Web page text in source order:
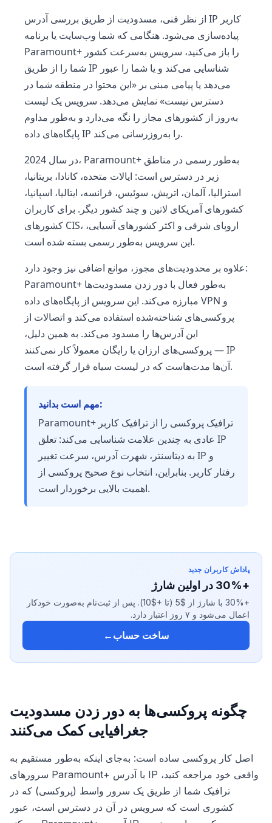
از نظر فنی، مسدودیت از طریق بررسی آدرس IP کاربر
پیاده‌سازی می‌شود. هنگامی که شما وب‌سایت یا برنامه
Paramount+ را باز می‌کنید، سرویس به‌سرعت کشور
شما را از طریق IP شناسایی می‌کند و یا شما را عبور
می‌دهد یا پیامی مبنی بر «این محتوا در منطقه شما در
دسترس نیست» نمایش می‌دهد. سرویس یک لیست
به‌روز از کشورهای مجاز را نگه می‌دارد و به‌طور مداوم
پایگاه‌های داده IP را به‌روزرسانی می‌کند.
در سال 2024، Paramount+ به‌طور رسمی در مناطق
زیر در دسترس است: ایالات متحده، کانادا، بریتانیا،
استرالیا، آلمان، اتریش، سوئیس، فرانسه، ایتالیا، اسپانیا،
کشورهای آمریکای لاتین و چند کشور دیگر. برای کاربران
کشورهای CIS، اروپای شرقی و اکثر کشورهای آسیایی،
این سرویس به‌طور رسمی بسته شده است.
علاوه بر محدودیت‌های مجوز، موانع اضافی نیز وجود دارد:
Paramount+ به‌طور فعال با دور زدن مسدودیت‌ها
مبارزه می‌کند. این سرویس از پایگاه‌های داده VPN و
پروکسی‌های شناخته‌شده استفاده می‌کند و اتصالات از
این آدرس‌ها را مسدود می‌کند. به همین دلیل،
پروکسی‌های ارزان یا رایگان معمولاً کار نمی‌کنند — IP
آن‌ها مدت‌هاست که در لیست سیاه قرار گرفته است.
مهم است بدانید:
Paramount+ ترافیک پروکسی را از ترافیک کاربر
عادی به چندین علامت شناسایی می‌کند: تعلق IP
به دیتاسنتر، شهرت آدرس، سرعت تغییر IP و
رفتار کاربر. بنابراین، انتخاب نوع صحیح پروکسی از
اهمیت بالایی برخوردار است.
پاداش کاربران جدید
+30% در اولین شارژ
+30% با شارژ از $5 (تا +$10). پس از ثبت‌نام به‌صورت خودکار
اعمال می‌شود و ۷ روز اعتبار دارد.
ساخت حساب ←
چگونه پروکسی‌ها به دور زدن مسدودیت
جغرافیایی کمک می‌کنند
اصل کار پروکسی ساده است: به‌جای اینکه به‌طور مستقیم به
سرورهای Paramount+ با آدرس IP واقعی خود مراجعه کنید،
ترافیک شما از طریق یک سرور واسط (پروکسی) که در
کشوری است که سرویس در آن در دسترس است، عبور